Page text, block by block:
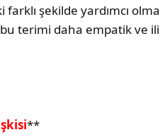
şekilde yardımcı
terimi daha empatik ve
**